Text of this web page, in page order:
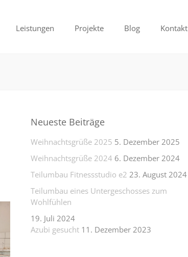
Leistungen Projekte Blog Kontakt
Neueste Beiträge
Weihnachtsgrüße 2025 5. Dezember 2025
Weihnachtsgrüße 2024 6. Dezember 2024
Teilumbau Fitnessstudio e2 23. August 2024
Teilumbau eines Untergeschosses zum
Wohlfühlen
19. Juli 2024
Azubi gesucht 11. Dezember 2023